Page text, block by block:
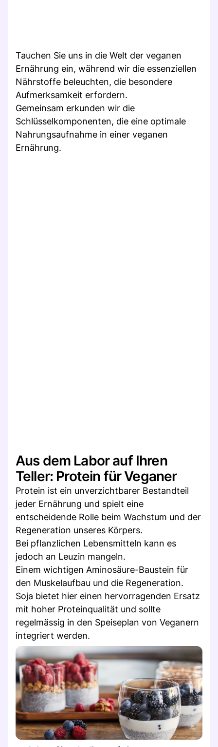
Tauchen Sie uns in die Welt der veganen
Ernährung ein, während wir die essenziellen
Nährstoffe beleuchten, die besondere
Aufmerksamkeit erfordern.
Gemeinsam erkunden wir die
Schlüsselkomponenten, die eine optimale
Nahrungsaufnahme in einer veganen
Ernährung.
Aus dem Labor auf Ihren
Teller: Protein für Veganer
Protein ist ein unverzichtbarer Bestandteil
jeder Ernährung und spielt eine
entscheidende Rolle beim Wachstum und der
Regeneration unseres Körpers.
Bei pflanzlichen Lebensmitteln kann es
jedoch an Leuzin mangeln.
Einem wichtigen Aminosäure-Baustein für
den Muskelaufbau und die Regeneration.
Soja bietet hier einen hervorragenden Ersatz
mit hoher Proteinqualität und sollte
regelmässig in den Speiseplan von Veganern
integriert werden.